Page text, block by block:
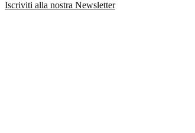
Iscriviti alla nostra Newsletter